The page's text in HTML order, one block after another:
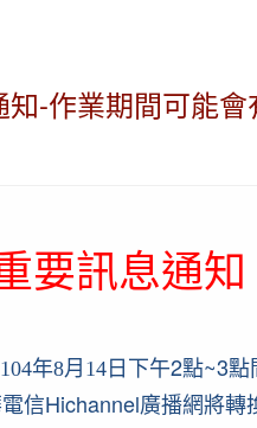
-作業期間可能
要訊息通知
年8月14日下午2點~3點
信Hichannel廣播網將轉